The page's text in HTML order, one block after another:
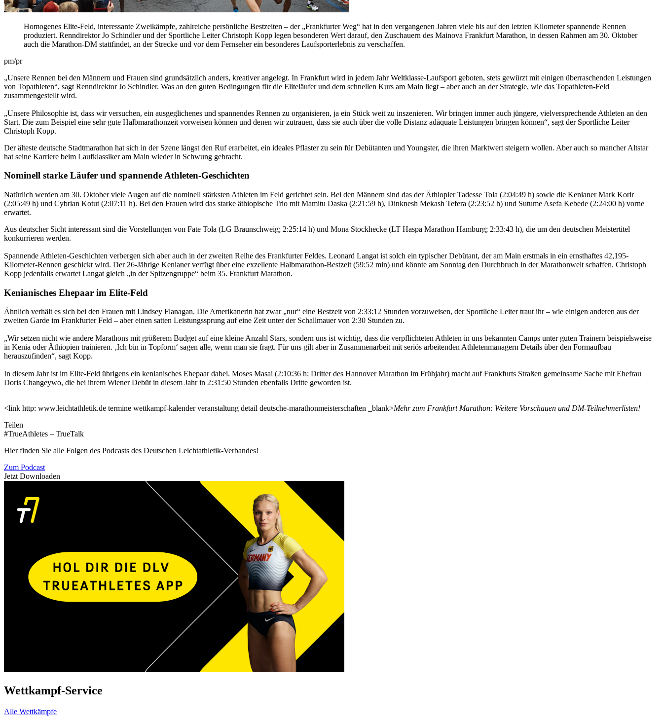
Homogenes Elite-Feld, interessante Zweikämpfe, zahlreiche persönliche Bestzeiten – der „Frankfurter Weg“ hat in den vergangenen Jahren viele bis auf den letzten Kilometer spannende Rennen
produziert. Renndirektor Jo Schindler und der Sportliche Leiter Christoph Kopp legen besonderen Wert darauf, den Zuschauern des Mainova Frankfurt Marathon, in dessen Rahmen am 30. Oktober
auch die Marathon-DM stattfindet, an der Strecke und vor dem Fernseher ein besonderes Laufsporterlebnis zu verschaffen.
pm/pr
„Unsere Rennen bei den Männern und Frauen sind grundsätzlich anders, kreativer angelegt. In Frankfurt wird in jedem Jahr Weltklasse-Laufsport geboten, stets gewürzt mit einigen überraschenden Leistungen
von Topathleten“, sagt Renndirektor Jo Schindler. Was an den guten Bedingungen für die Eliteläufer und dem schnellen Kurs am Main liegt – aber auch an der Strategie, wie das Topathleten-Feld
zusammengestellt wird.
„Unsere Philosophie ist, dass wir versuchen, ein ausgeglichenes und spannendes Rennen zu organisieren, ja ein Stück weit zu inszenieren. Wir bringen immer auch jüngere, vielversprechende Athleten an den
Start. Die zum Beispiel eine sehr gute Halbmarathonzeit vorweisen können und denen wir zutrauen, dass sie auch über die volle Distanz adäquate Leistungen bringen können“, sagt der Sportliche Leiter
Christoph Kopp.
Der älteste deutsche Stadtmarathon hat sich in der Szene längst den Ruf erarbeitet, ein ideales Pflaster zu sein für Debütanten und Youngster, die ihren Marktwert steigern wollen. Aber auch so mancher Altstar
hat seine Karriere beim Laufklassiker am Main wieder in Schwung gebracht.
Nominell starke Läufer und spannende Athleten-Geschichten
Natürlich werden am 30. Oktober viele Augen auf die nominell stärksten Athleten im Feld gerichtet sein. Bei den Männern sind das der Äthiopier Tadesse Tola (2:04:49 h) sowie die Kenianer Mark Korir
(2:05:49 h) und Cybrian Kotut (2:07:11 h). Bei den Frauen wird das starke äthiopische Trio mit Mamitu Daska (2:21:59 h), Dinknesh Mekash Tefera (2:23:52 h) und Sutume Asefa Kebede (2:24:00 h) vorne
erwartet.
Aus deutscher Sicht interessant sind die Vorstellungen von Fate Tola (LG Braunschweig; 2:25:14 h) und Mona Stockhecke (LT Haspa Marathon Hamburg; 2:33:43 h), die um den deutschen Meistertitel
konkurrieren werden.
Spannende Athleten-Geschichten verbergen sich aber auch in der zweiten Reihe des Frankfurter Feldes. Leonard Langat ist solch ein typischer Debütant, der am Main erstmals in ein ernsthaftes 42,195-
Kilometer-Rennen geschickt wird. Der 26-Jährige Kenianer verfügt über eine exzellente Halbmarathon-Bestzeit (59:52 min) und könnte am Sonntag den Durchbruch in der Marathonwelt schaffen. Christoph
Kopp jedenfalls erwartet Langat gleich „in der Spitzengruppe“ beim 35. Frankfurt Marathon.
Kenianisches Ehepaar im Elite-Feld
Ähnlich verhält es sich bei den Frauen mit Lindsey Flanagan. Die Amerikanerin hat zwar „nur“ eine Bestzeit von 2:33:12 Stunden vorzuweisen, der Sportliche Leiter traut ihr – wie einigen anderen aus der
zweiten Garde im Frankfurter Feld – aber einen satten Leistungssprung auf eine Zeit unter der Schallmauer von 2:30 Stunden zu.
„Wir setzen nicht wie andere Marathons mit größerem Budget auf eine kleine Anzahl Stars, sondern uns ist wichtig, dass die verpflichteten Athleten in uns bekannten Camps unter guten Trainern beispielsweise
in Kenia oder Äthiopien trainieren. ‚Ich bin in Topform‘ sagen alle, wenn man sie fragt. Für uns gilt aber in Zusammenarbeit mit seriös arbeitenden Athletenmanagern Details über den Formaufbau
herauszufinden“, sagt Kopp.
In diesem Jahr ist im Elite-Feld übrigens ein kenianisches Ehepaar dabei. Moses Masai (2:10:36 h; Dritter des Hannover Marathon im Frühjahr) macht auf Frankfurts Straßen gemeinsame Sache mit Ehefrau
Doris Changeywo, die bei ihrem Wiener Debüt in diesem Jahr in 2:31:50 Stunden ebenfalls Dritte geworden ist.
<link http: www.leichtathletik.de termine wettkampf-kalender veranstaltung detail deutsche-marathonmeisterschaften _blank>Mehr zum Frankfurt Marathon: Weitere Vorschauen und DM-Teilnehmerlisten!
Teilen
#TrueAthletes – TrueTalk
Hier finden Sie alle Folgen des Podcasts des Deutschen Leichtathletik-Verbandes!
Zum Podcast
Jetzt Downloaden
Wettkampf-Service
Alle Wettkämpfe